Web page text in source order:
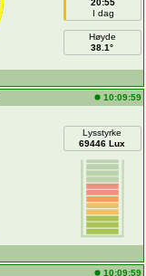
20:55
I dag
Høyde
38.1°
10:09:59
Lysstyrke
69446 Lux
10:09:59